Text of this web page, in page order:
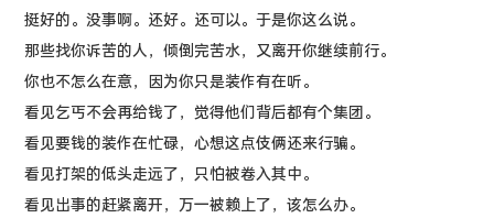
挺好的。没事啊。还好。还可以。于是你这么说。
那些找你诉苦的人，倾倒完苦水，又离开你继续前行。
你也不怎么在意，因为你只是装作有在听。
看见乞丐不会再给钱了，觉得他们背后都有个集团。
看见要钱的装作在忙碌，心想这点伎俩还来行骗。
看见打架的低头走远了，只怕被卷入其中。
看见出事的赶紧离开，万一被赖上了，该怎么办。